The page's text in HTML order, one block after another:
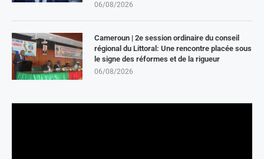
06/08/2026
Cameroun | 2e session ordinaire du conseil
régional du Littoral: Une rencontre placée sous
le signe des réformes et de la rigueur
06/08/2026